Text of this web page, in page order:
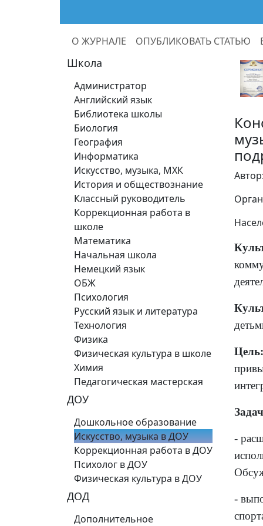
О ЖУРНАЛЕ ОПУБЛИКОВАТЬ СТАТЬЮ
Школа
Администратор
Английский язык
Библиотека школы
Биология
География
Информатика
Искусство, музыка, МХК
История и обществознание
Классный руководитель
Коррекционная работа в
школе
Математика
Начальная школа
Немецкий язык
ОБЖ
Психология
Русский язык и литература
Технология
Физика
Физическая культура в школе
Химия
Педагогическая мастерская
ДОУ
Дошкольное образование
Искусство, музыка в ДОУ
Коррекционная работа в ДОУ
Психолог в ДОУ
Физическая культура в ДОУ
ДОД
Дополнительное
Цель:
-
-